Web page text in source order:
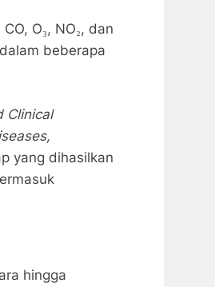
O₃, NO₂, dan
beberapa
Clinical
yang dihasilkan
hingga